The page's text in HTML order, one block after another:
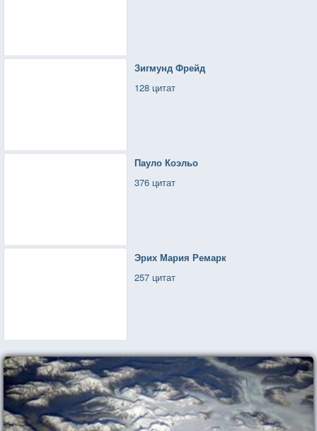
Зигмунд Фрейд
128 цитат
Пауло Коэльо
376 цитат
Эрих Мария Ремарк
257 цитат